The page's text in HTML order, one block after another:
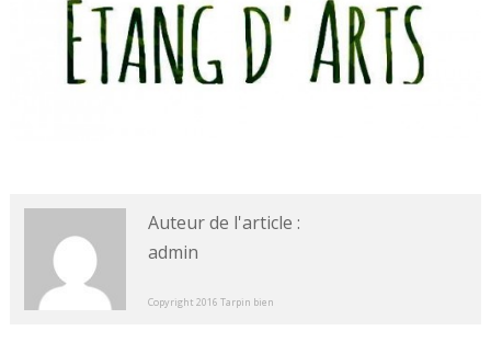
Auteur de l'article :
admin
Copyright 2016 Tarpin bien